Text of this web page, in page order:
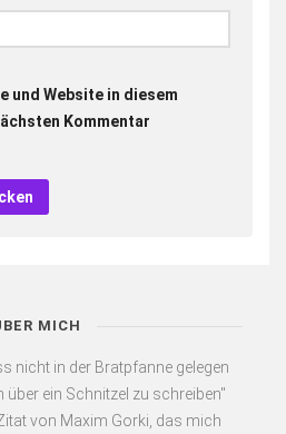
und Website in diesem
Kommentar
MICH
nicht in der Bratpfanne gelegen
über ein Schnitzel zu schreiben"
von Maxim Gorki, das mich